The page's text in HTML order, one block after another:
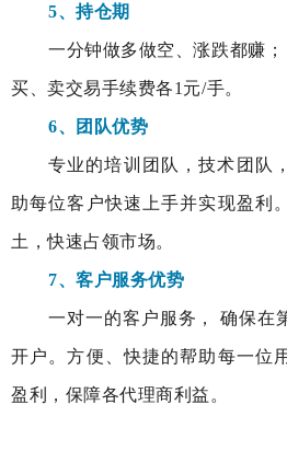
5、持仓期
一分钟做多做空、涨跌都赚；
买、卖交易手续费各1元/手。
6、团队优势
专业的培训团队，技术团队
助每位客户快速上手并实现盈利
土，快速占领市场。
7、客户服务优势
一对一的客户服务， 确保在
开户。方便、快捷的帮助每一位
盈利，保障各代理商利益。